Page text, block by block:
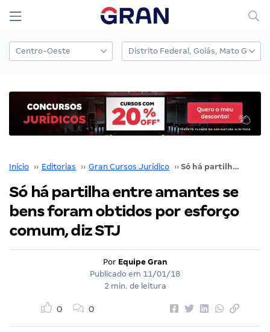
Início ›› Editorias ›› Gran Cursos Jurídico ›› Só há partilha entre amantes se bens foram obtidos por esforço comum, diz STJ
Só há partilha entre amantes se
bens foram obtidos por esforço
comum, diz STJ
Por Equipe Gran
Publicado em 11/01/18
2 min. de leitura
0 0